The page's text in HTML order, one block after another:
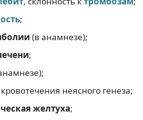
;
(в анамнезе);
;
неясного генеза;
желтуха;